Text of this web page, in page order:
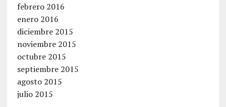
febrero 2016
enero 2016
diciembre 2015
noviembre 2015
octubre 2015
septiembre 2015
agosto 2015
julio 2015